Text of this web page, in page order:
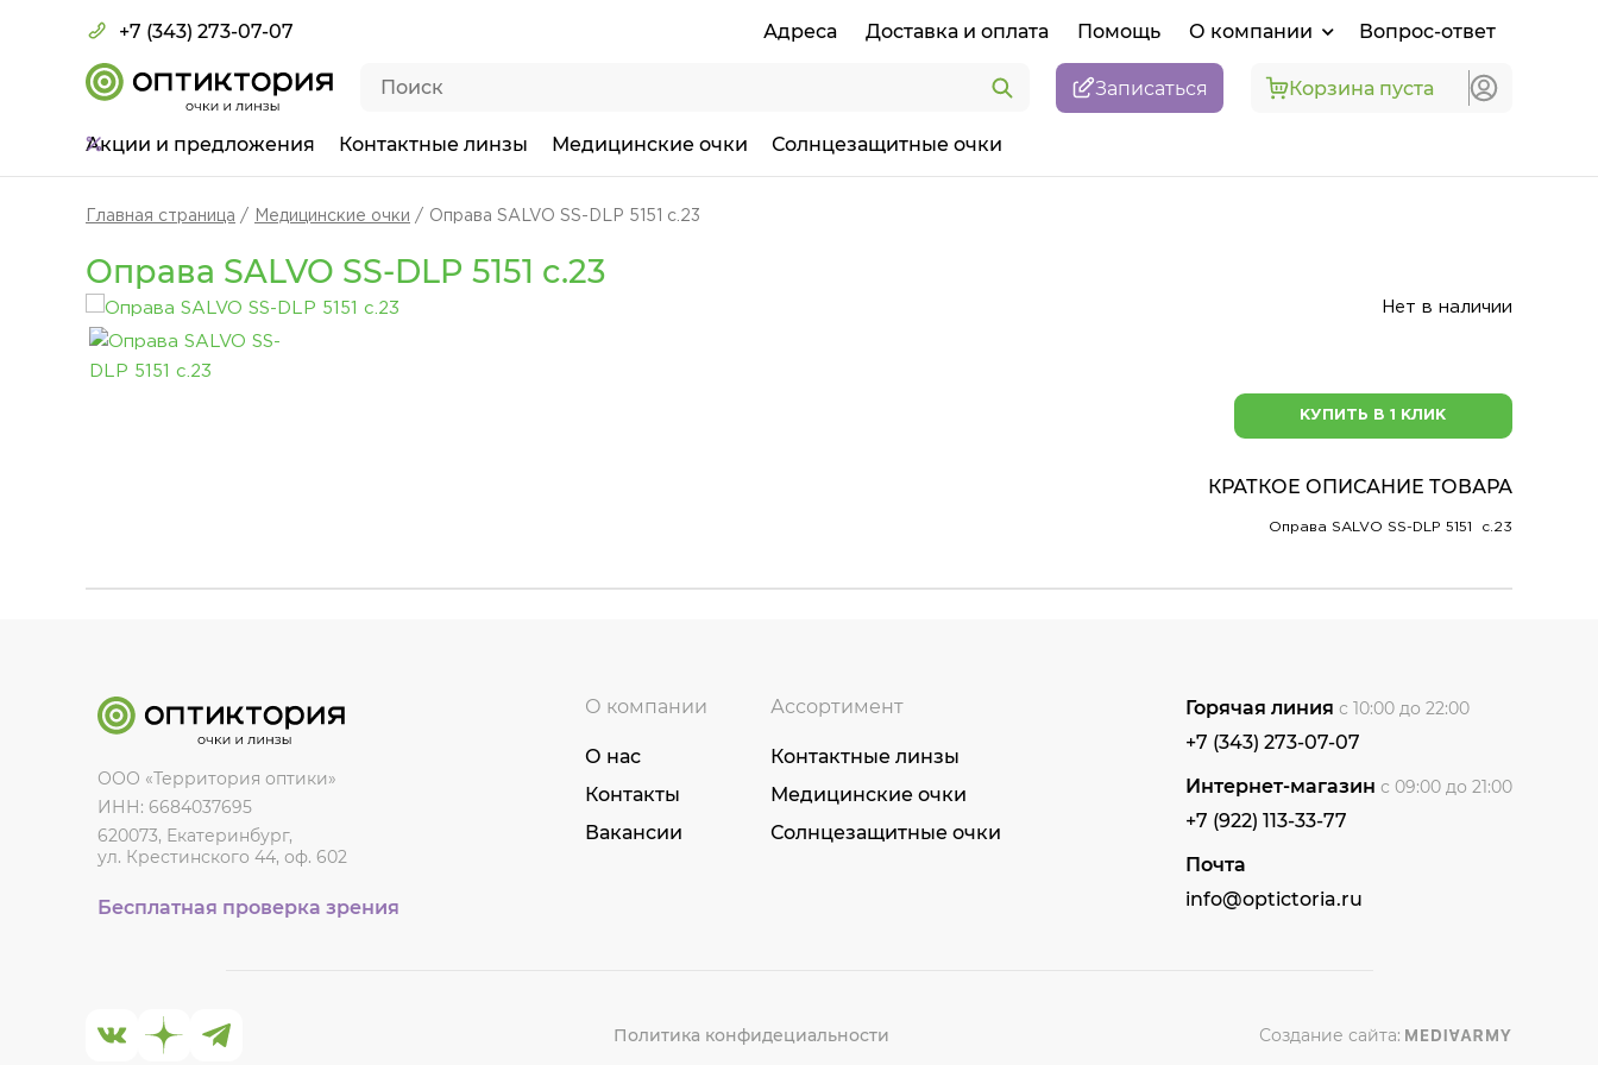
+7 (343) 273-07-07 Адреса Доставка и оплата Помощь О компании Вопрос-ответ
Записаться Корзина пуста
Акции и предложения Контактные линзы Медицинские очки Солнцезащитные очки
Главная страница Медицинские очки Оправа SALVO SS-DLP 5151 c.23
Оправа SALVO SS-DLP 5151 c.23
Нет в наличии
КУПИТЬ В 1 КЛИК
КРАТКОЕ ОПИСАНИЕ ТОВАРА
Оправа SALVO SS-DLP 5151 c.23
ООО «Территория оптики»
ИНН: 6684037695
620073, Екатеринбург,
ул. Крестинского 44, оф. 602
Бесплатная проверка зрения
О компании
О нас
Контакты
Вакансии
Ассортимент
Контактные линзы
Медицинские очки
Солнцезащитные очки
Горячая линия с 10:00 до 22:00
+7 (343) 273-07-07
Интернет-магазин с 09:00 до 21:00
+7 (922) 113-33-77
Почта
info@optictoria.ru
Политика конфидециальности Создание сайта: